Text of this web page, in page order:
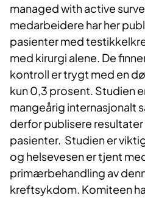
managed with active
medarbeidere har her
pasienter med
med kirurgi alene. De
kontroll er trygt med en
kun 0,3 prosent. Studien
mangeårig internasjonalt
derfor publisere
pasienter. Studien er
og helsevesen er tjent
primærbehandling av
kreftsykdom. Komiteen